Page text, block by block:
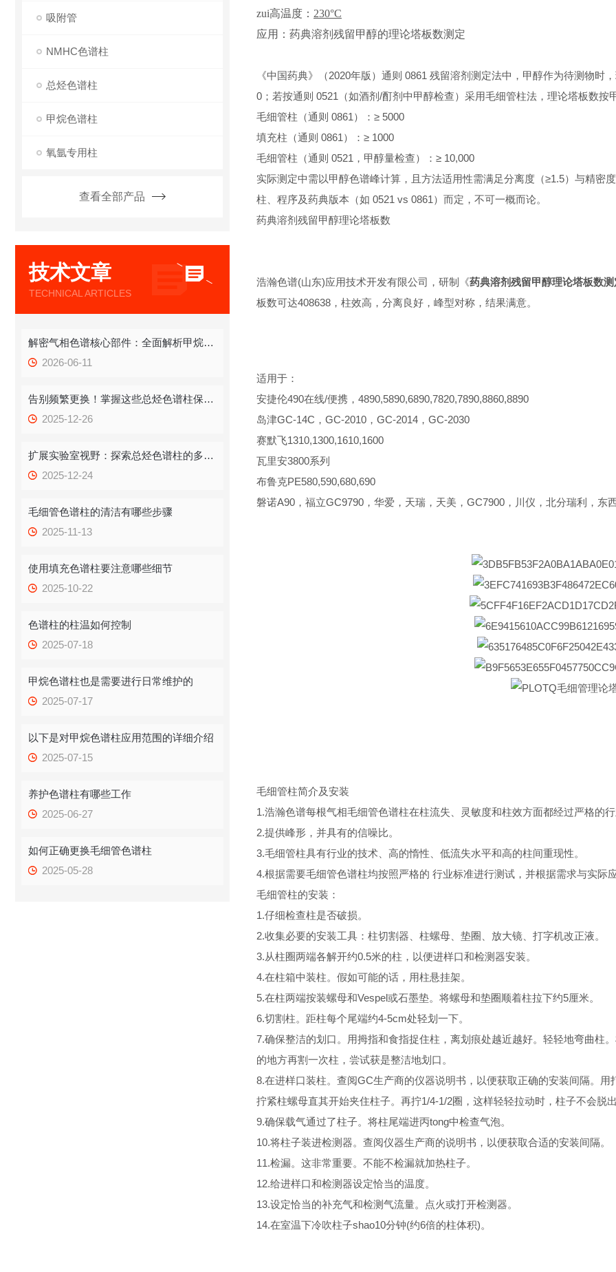
吸附管
NMHC色谱柱
总烃色谱柱
甲烷色谱柱
氧氩专用柱
查看全部产品
技术文章
TECHNICAL ARTICLES
解密气相色谱核心部件：全面解析甲烷色谱柱
2026-06-11
告别频繁更换！掌握这些总烃色谱柱保存技巧，提升效率！
2025-12-26
扩展实验室视野：探索总烃色谱柱的多重应用
2025-12-24
毛细管色谱柱的清洁有哪些步骤
2025-11-13
使用填充色谱柱要注意哪些细节
2025-10-22
色谱柱的柱温如何控制
2025-07-18
甲烷色谱柱也是需要进行日常维护的
2025-07-17
以下是对甲烷色谱柱应用范围的详细介绍
2025-07-15
养护色谱柱有哪些工作
2025-06-27
如何正确更换毛细管色谱柱
2025-05-28
zui高温度： 230°C
应用：药典溶剂残留甲醇的理论塔板数测定
《中国药典》（2020年版）通则 0861 残留溶剂测定法中，甲醇作为待测物
0；若按通则 0521（如酒剂/酊剂中甲醇检查）采用毛细管柱法，理论塔板数按
‌毛细管柱（通则 0861）‌：‌≥ 5000‌
‌填充柱（通则 0861）‌：‌≥ 1000‌
‌毛细管柱（通则 0521，甲醇量检查）‌：‌≥ 10,000‌ ‌‌
实际测定中需以甲醇色谱峰计算，且方法适用性需满足分离度（≥1.5）与精密
柱、程序及药典版本（如 0521 vs 0861）而定，不可一概而论。‌‌
药典溶剂残留甲醇理论塔板数
浩瀚色谱(山东)应用技术开发有限公司，研制《药典溶剂残留甲醇理论塔板数
板数可达408638，柱效高，分离良好，峰型对称，结果满意。
适用于：
安捷伦490在线/便携，4890,5890,6890,7820,7890,8860,8890
岛津GC-14C，GC-2010，GC-2014，GC-2030
赛默飞1310,1300,1610,1600
瓦里安3800系列
布鲁克PE580,590,680,690
磐诺A90，福立GC9790，华爱，天瑞，天美，GC7900，川仪，北分瑞利，东
毛细管柱简介及安装
1.浩瀚色谱每根气相毛细管色谱柱在柱流失、灵敏度和柱效方面都经过严格的
2.提供峰形，并具有的信噪比。
3.毛细管柱具有行业的技术、高的惰性、低流失水平和高的柱间重现性。
4.根据需要毛细管色谱柱均按照严格的 行业标准进行测试，并根据需求与实
毛细管柱的安装：
1.仔细检查柱是否破损。
2.收集必要的安装工具：柱切割器、柱螺母、垫圈、放大镜、打字机改正液。
3.从柱圈两端各解开约0.5米的柱，以便进样口和检测器安装。
4.在柱箱中装柱。假如可能的话，用柱悬挂架。
5.在柱两端按装螺母和Vespel或石墨垫。将螺母和垫圈顺着柱拉下约5厘米。
6.切割柱。距柱每个尾端约4-5cm处轻划一下。
7.确保整洁的划口。用拇指和食指捉住柱，离划痕处越近越好。轻轻地弯曲柱
的地方再割一次柱，尝试获是整洁地划口。
8.在进样口装柱。查阅GC生产商的仪器说明书，以便获取正确的安装间隔。
拧紧柱螺母直其开始夹住柱子。再拧1/4-1/2圈，这样轻轻拉动时，柱子不会脱
9.确保载气通过了柱子。将柱尾端进丙tong中检查气泡。
10.将柱子装进检测器。查阅仪器生产商的说明书，以便获取合适的安装间隔。
11.检漏。这非常重要。不能不检漏就加热柱子。
12.给进样口和检测器设定恰当的温度。
13.设定恰当的补充气和检测气流量。点火或打开检测器。
14.在室温下冷吹柱子shao10分钟(约6倍的柱体积)。